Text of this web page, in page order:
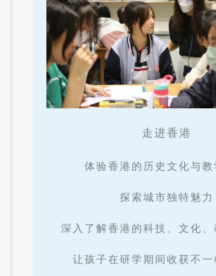
走进香港
体验香港的历史文化与教
探索城市独特魅力
深入了解香港的科技、文化
让孩子在研学期间收获不一